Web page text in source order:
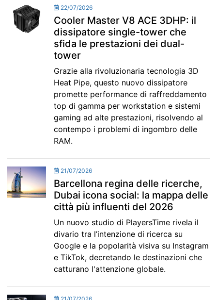
22/07/2026
Cooler Master V8 ACE 3DHP: il
dissipatore single-tower che
sfida le prestazioni dei dual-
tower
Grazie alla rivoluzionaria tecnologia 3D
Heat Pipe, questo nuovo dissipatore
promette performance di raffreddamento
top di gamma per workstation e sistemi
gaming ad alte prestazioni, risolvendo al
contempo i problemi di ingombro delle
RAM.
21/07/2026
Barcellona regina delle ricerche,
Dubai icona social: la mappa delle
città più influenti del 2026
Un nuovo studio di PlayersTime rivela il
divario tra l’intenzione di ricerca su
Google e la popolarità visiva su Instagram
e TikTok, decretando le destinazioni che
catturano l'attenzione globale.